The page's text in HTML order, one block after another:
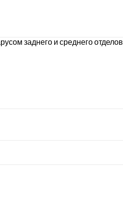
заднего и среднего отделов